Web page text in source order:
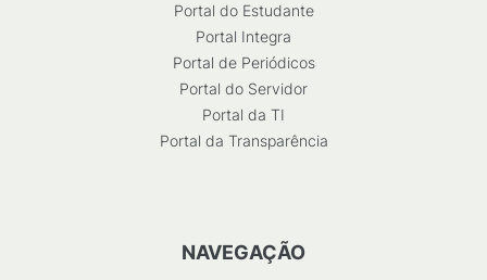
Portal do Estudante
Portal Integra
Portal de Periódicos
Portal do Servidor
Portal da TI
Portal da Transparência
NAVEGAÇÃO